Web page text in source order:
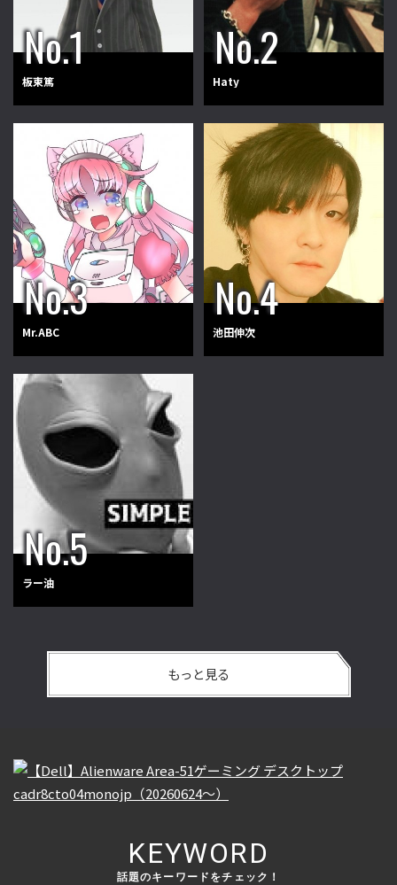
板東篤 Haty
Mr.ABC 池田伸次
ラー油
もっと見る
KEYWORD
話題のキーワードをチェック！